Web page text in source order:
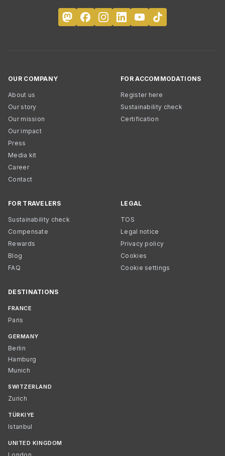
OUR COMPANY
About us
Our story
Our mission
Our impact
Press
Media kit
Career
Contact
FOR ACCOMMODATIONS
Register here
Sustainability check
Certification
FOR TRAVELERS
Sustainability check
Compensate
Rewards
Blog
FAQ
LEGAL
TOS
Legal notice
Privacy policy
Cookies
Cookie settings
DESTINATIONS
FRANCE
Paris
GERMANY
Berlin
Hamburg
Munich
SWITZERLAND
Zurich
TÜRKIYE
Istanbul
UNITED KINGDOM